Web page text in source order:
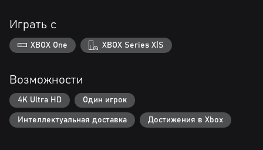
графика анимирована покадрово и наполняет жизнью полный
возможностей игровой мир на протяжении более чем 20 часов
игры.
сюжетов, инновационных боёв и классических ролевых
как наши действия отзываются во времени.
В игре
Играть с
XBOX One XBOX Series X|S
Возможности
4K Ultra HD Один игрок
Интеллектуальная доставка Достижения в Xbox